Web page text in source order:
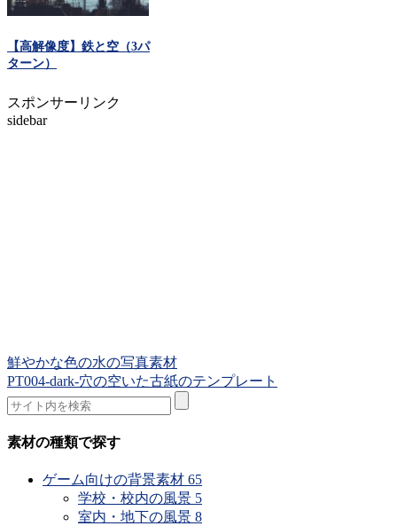
【高解像度】鉄と空（3パ
ターン）
スポンサーリンク
sidebar
鮮やかな色の水の写真素材
PT004-dark-穴の空いた古紙のテンプレート
素材の種類で探す
ゲーム向けの背景素材 65
学校・校内の風景 5
室内・地下の風景 8